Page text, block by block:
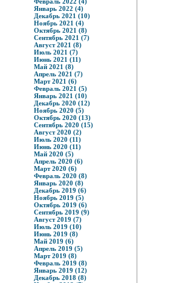
Январь 2022 (4)
Декабрь 2021 (10)
Ноябрь 2021 (4)
Октябрь 2021 (8)
Сентябрь 2021 (7)
Август 2021 (8)
Июль 2021 (7)
Июнь 2021 (11)
Май 2021 (8)
Апрель 2021 (7)
Март 2021 (6)
Февраль 2021 (5)
Январь 2021 (10)
Декабрь 2020 (12)
Ноябрь 2020 (5)
Октябрь 2020 (13)
Сентябрь 2020 (15)
Август 2020 (2)
Июль 2020 (11)
Июнь 2020 (11)
Май 2020 (5)
Апрель 2020 (6)
Март 2020 (6)
Февраль 2020 (8)
Январь 2020 (8)
Декабрь 2019 (6)
Ноябрь 2019 (5)
Октябрь 2019 (6)
Сентябрь 2019 (9)
Август 2019 (7)
Июль 2019 (10)
Июнь 2019 (8)
Май 2019 (6)
Апрель 2019 (5)
Март 2019 (8)
Февраль 2019 (8)
Январь 2019 (12)
Декабрь 2018 (8)